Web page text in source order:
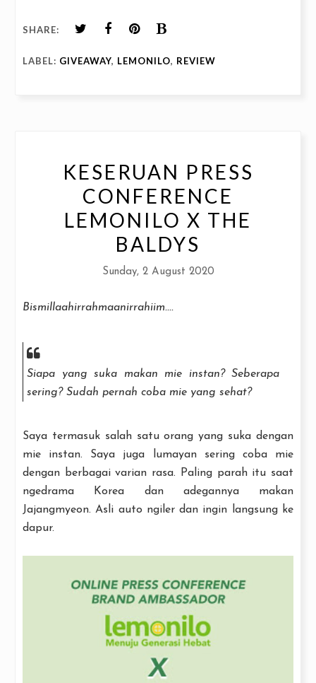
SHARE:
LABEL: GIVEAWAY, LEMONILO, REVIEW
KESERUAN PRESS
CONFERENCE
LEMONILO X THE
BALDYS
Sunday, 2 August 2020
Bismillaahirrahmaanirrahiim....
Siapa yang suka makan mie instan? Seberapa
sering? Sudah pernah coba mie yang sehat?
Saya termasuk salah satu orang yang suka dengan
mie instan. Saya juga lumayan sering coba mie
dengan berbagai varian rasa. Paling parah itu saat
ngedrama Korea dan adegannya makan
Jajangmyeon. Asli auto ngiler dan ingin langsung ke
dapur.